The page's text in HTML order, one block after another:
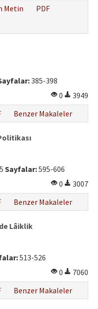
Metin
PDF
385-398
0
3949
Benzer Makaleler
Sayfalar:595-606
0
3007
Benzer Makaleler
Lâiklik
513-526
0
7060
Benzer Makaleler